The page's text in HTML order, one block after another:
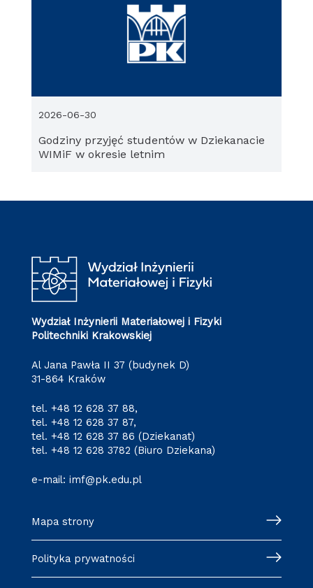
Godziny przyjęć studentów w Dziekanacie
WIMiF w okresie letnim
2026-06-30
Wydział Inżynierii Materiałowej i Fizyki
Politechniki Krakowskiej
Al Jana Pawła II 37 (budynek D)
31-864 Kraków
tel. +48 12 628 37 88,
tel. +48 12 628 37 87,
tel. +48 12 628 37 86 (Dziekanat)
tel. +48 12 628 3782 (Biuro Dziekana)
e-mail: imf@pk.edu.pl
Mapa strony
Polityka prywatności